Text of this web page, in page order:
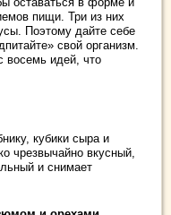
пищи. Три из них
Поэтому дайте себе
свой организм.
восемь идей, что
кубики сыра и
чрезвычайно вкусный,
и снимает